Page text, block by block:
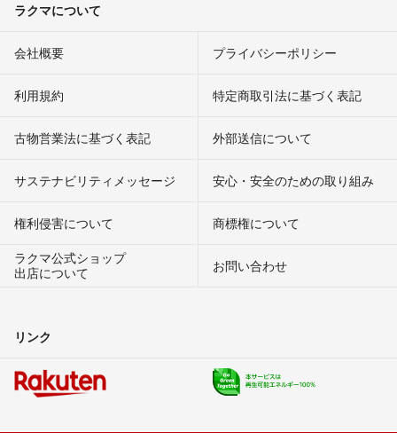
ラクマについて
会社概要 プライバシーポリシー
利用規約 特定商取引法に基づく表記
古物営業法に基づく表記 外部送信について
サステナビリティメッセージ 安心・安全のための取り組み
権利侵害について
商標権について
ラクマ公式ショップ
出店について
お問い合わせ
リンク